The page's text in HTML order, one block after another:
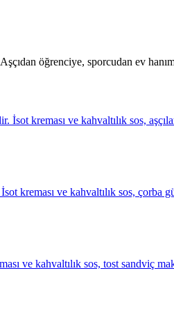
öğrenciye, sporcudan ev
İsot kreması ve kahvaltılık sos,
kreması ve kahvaltılık sos, çorba
ve kahvaltılık sos, tost